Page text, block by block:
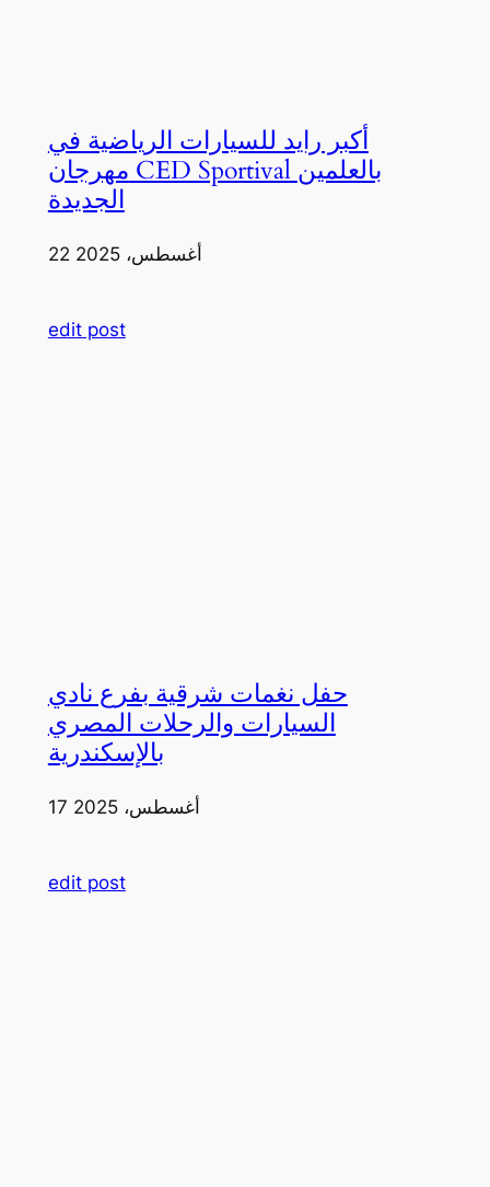
أكبر رايد للسيارات الرياضية في
مهرجان CED Sportival بالعلمين
الجديدة
22 أغسطس، 2025
edit post
حفل نغمات شرقية بفرع نادي
السيارات والرحلات المصري
بالإسكندرية
17 أغسطس، 2025
edit post